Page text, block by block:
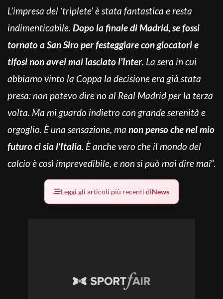
L’impresa del ‘triplete’ è stata fantastica e resta
indimenticabile. Dopo la finale di Madrid, se fossi
tornato a San Siro per festeggiare con giocatori e
tifosi non avrei mai lasciato l’Inter. La sera in cui
abbiamo vinto la Coppa la decisione era già stata
presa: non potevo dire no al Real Madrid per la terza
volta. Ma mi guardo indietro con grande serenità e
orgoglio. È una sensazione, ma non penso che nel mio
futuro ci sia l’Italia. È anche vero che il mondo del
calcio è così imprevedibile, e non si può mai dire mai“.
Leggi gli articoli più recenti diNews